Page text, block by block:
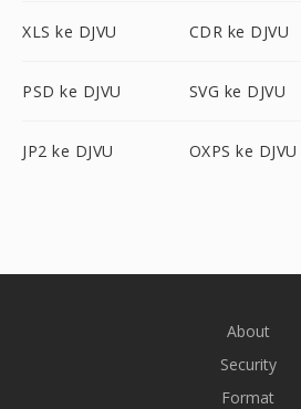
XLS ke DJVU CDR ke DJVU
PSD ke DJVU SVG ke DJVU
JP2 ke DJVU OXPS ke DJVU
About
Security
Format